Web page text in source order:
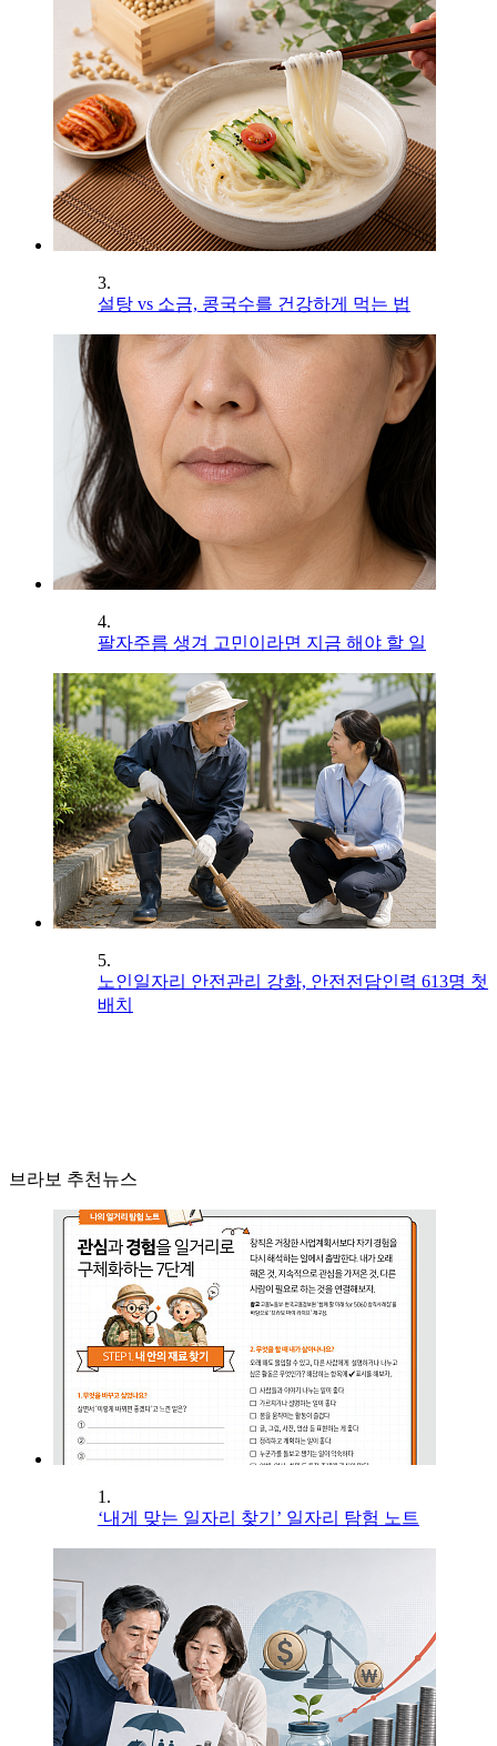
3.
설탕 vs 소금, 콩국수를 건강하게 먹는 법
4.
팔자주름 생겨 고민이라면 지금 해야 할 일
5.
노인일자리 안전관리 강화, 안전전담인력 613명 첫
배치
브라보 추천뉴스
1.
‘내게 맞는 일자리 찾기’ 일자리 탐험 노트